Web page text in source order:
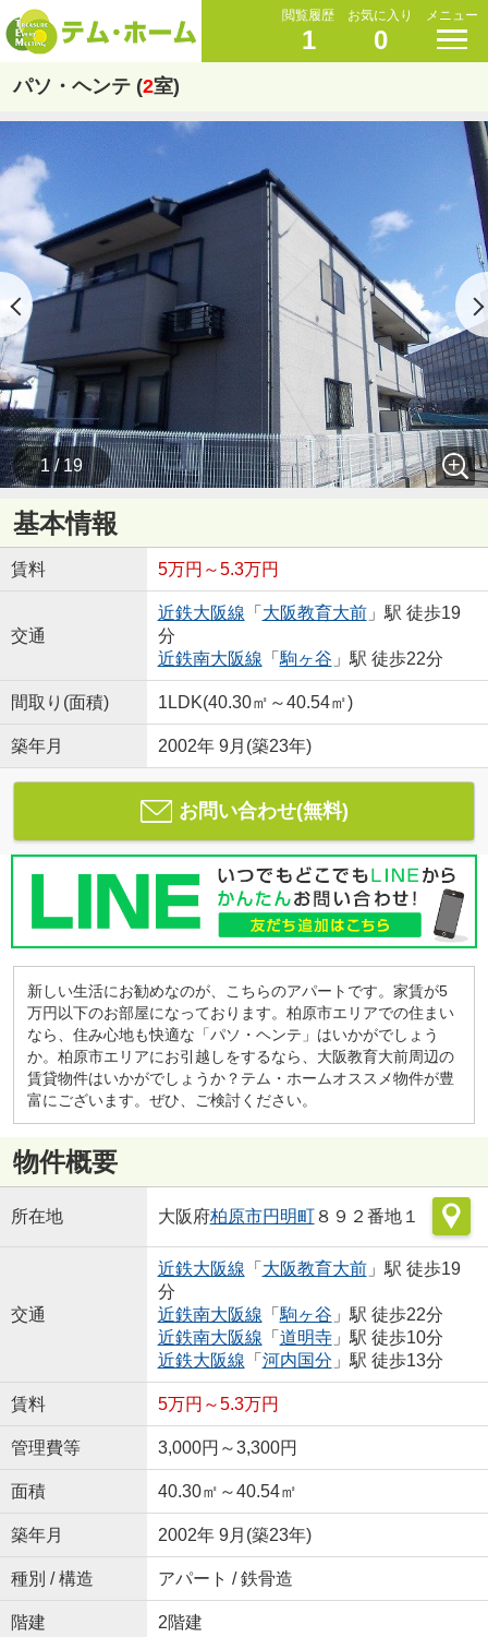
閲覧履歴
1
お気に入り
0
メニュー
パソ・ヘンテ (2室)
1 / 19
基本情報
賃料 5万円～5.3万円
交通
近鉄大阪線 「 大阪教育大前」駅 徒歩19
分
近鉄南大阪線 「 駒ヶ谷 」駅 徒歩22分
間取り(面積) 1LDK(40.30㎡～40.54㎡)
築年月 2002年 9月(築23年)
お問い合わせ(無料)
新しい生活にお勧めなのが、こちらのアパートです。家賃が5
万円以下のお部屋になっております。柏原市エリアでの住まい
なら、住み心地も快適な「パソ・ヘンテ」はいかがでしょう
か。柏原市エリアにお引越しをするなら、大阪教育大前周辺の
賃貸物件はいかがでしょうか？テム・ホームオススメ物件が豊
富にございます。ぜひ、ご検討ください。
物件概要
所在地 大阪府柏原市円明町８９２番地１
交通
近鉄大阪線 「 大阪教育大前」駅 徒歩19
分
近鉄南大阪線 「 駒ヶ谷 」駅 徒歩22分
近鉄南大阪線 「 道明寺」駅 徒歩10分
近鉄大阪線 「 河内国分 」駅 徒歩13分
賃料 5万円～5.3万円
管理費等 3,000円～3,300円
面積 40.30㎡～40.54㎡
築年月 2002年 9月(築23年)
種別 / 構造 アパート / 鉄骨造
階建 2階建